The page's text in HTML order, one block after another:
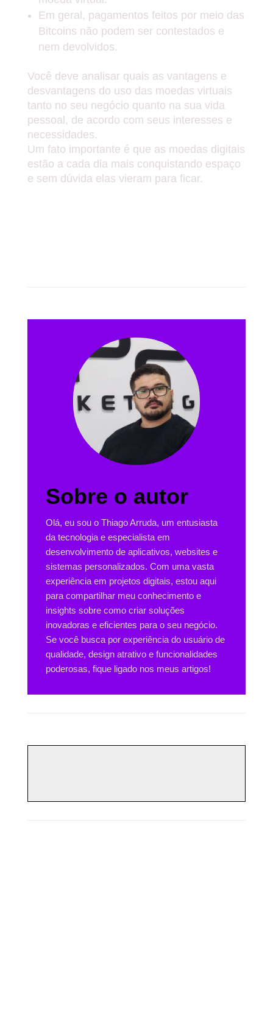
Em geral, pagamentos feitos por meio das
Bitcoins não podem ser contestados e
nem devolvidos.
Você deve analisar quais as vantagens e
desvantagens do uso das moedas virtuais
tanto no seu negócio quanto na sua vida
pessoal, de acordo com seus interesses e
necessidades.
Um fato importante é que as moedas digitais
estão a cada dia mais conquistando espaço
e sem dúvida elas vieram para ficar.
Sobre o autor
Olá, eu sou o Thiago Arruda, um entusiasta
da tecnologia e especialista em
desenvolvimento de aplicativos, websites e
sistemas personalizados. Com uma vasta
experiência em projetos digitais, estou aqui
para compartilhar meu conhecimento e
insights sobre como criar soluções
inovadoras e eficientes para o seu negócio.
Se você busca por experiência do usuário de
qualidade, design atrativo e funcionalidades
poderosas, fique ligado nos meus artigos!